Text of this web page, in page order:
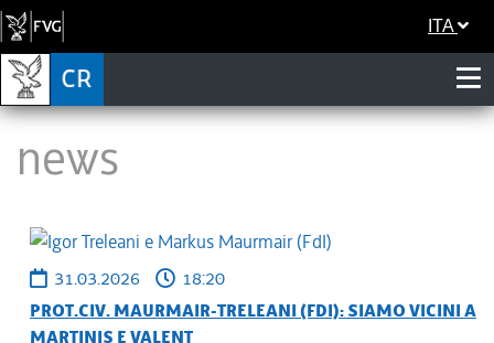
ITA
News
31.03.2026 18:20
PROT.CIV. MAURMAIR-TRELEANI (FDI): SIAMO VICINI A
MARTINIS E VALENT